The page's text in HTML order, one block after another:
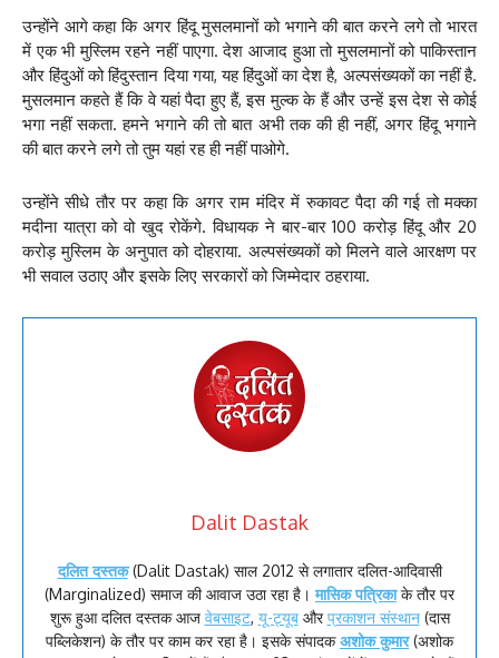
उन्होंने आगे कहा कि अगर हिंदू मुसलमानों को भगाने की बात करने लगे तो भारत
में एक भी मुस्लिम रहने नहीं पाएगा. देश आजाद हुआ तो मुसलमानों को पाकिस्तान
और हिंदुओं को हिंदुस्तान दिया गया, यह हिंदुओं का देश है, अल्पसंख्यकों का नहीं है.
मुसलमान कहते हैं कि वे यहां पैदा हुए हैं, इस मुल्क के हैं और उन्हें इस देश से कोई
भगा नहीं सकता. हमने भगाने की तो बात अभी तक की ही नहीं, अगर हिंदू भगाने
की बात करने लगे तो तुम यहां रह ही नहीं पाओगे.
उन्होंने सीधे तौर पर कहा कि अगर राम मंदिर में रुकावट पैदा की गई तो मक्का
मदीना यात्रा को वो खुद रोकेंगे. विधायक ने बार-बार 100 करोड़ हिंदू और 20
करोड़ मुस्लिम के अनुपात को दोहराया. अल्पसंख्यकों को मिलने वाले आरक्षण पर
भी सवाल उठाए और इसके लिए सरकारों को जिम्मेदार ठहराया.
Dalit Dastak
दलित दस्तक (Dalit Dastak) साल 2012 से लगातार दलित-आदिवासी
(Marginalized) समाज की आवाज उठा रहा है।मासिक पत्रिकाके तौर पर
शुरू हुआ दलित दस्तक आज वेबसाइट, यू-ट्यूबऔरप्रकाशन संस्थान(दास
पब्लिकेशन) के तौर पर काम कर रहा है। इसके संपादक अशोक कुमार (अशोक